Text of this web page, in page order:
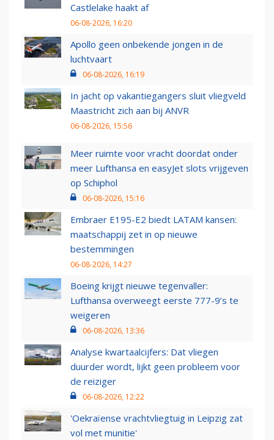
Castlelake haakt af
06-08-2026, 16:20
Apollo geen onbekende jongen in de
luchtvaart
06-08-2026, 16:19
In jacht op vakantiegangers sluit vliegveld
Maastricht zich aan bij ANVR
06-08-2026, 15:56
Meer ruimte voor vracht doordat onder
meer Lufthansa en easyJet slots vrijgeven
op Schiphol
06-08-2026, 15:16
Embraer E195-E2 biedt LATAM kansen:
maatschappij zet in op nieuwe
bestemmingen
06-08-2026, 14:27
Boeing krijgt nieuwe tegenvaller:
Lufthansa overweegt eerste 777-9’s te
weigeren
06-08-2026, 13:36
Analyse kwartaalcijfers: Dat vliegen
duurder wordt, lijkt geen probleem voor
de reiziger
06-08-2026, 12:22
'Oekraïense vrachtvliegtuig in Leipzig zat
vol met munitie'